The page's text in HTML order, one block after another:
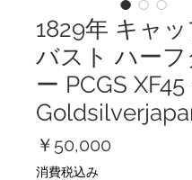
1829年 キャッ
バスト ハーフ
ー PCGS XF45
￥50,000
消費税込み